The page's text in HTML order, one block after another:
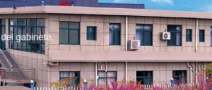
gabinete.